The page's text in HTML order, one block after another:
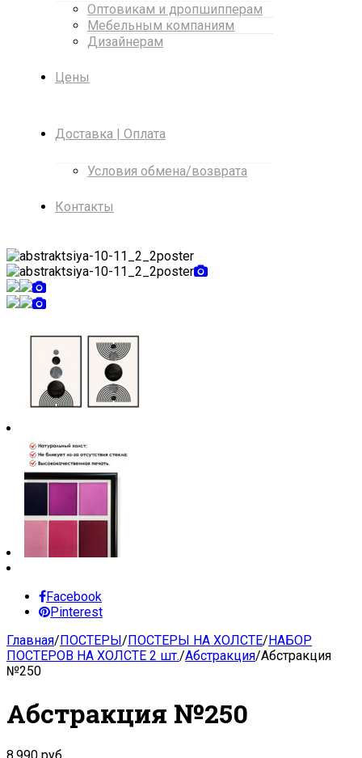
Оптовикам и дропшипперам
Мебельным компаниям
Дизайнерам
Цены
Доставка | Оплата
Условия обмена/возврата
Контакты
Facebook
Pinterest
Главная/ПОСТЕРЫ/ПОСТЕРЫ НА ХОЛСТЕ/НАБОР
ПОСТЕРОВ НА ХОЛСТЕ 2 шт./Абстракция/Абстракция
№250
Абстракция №250